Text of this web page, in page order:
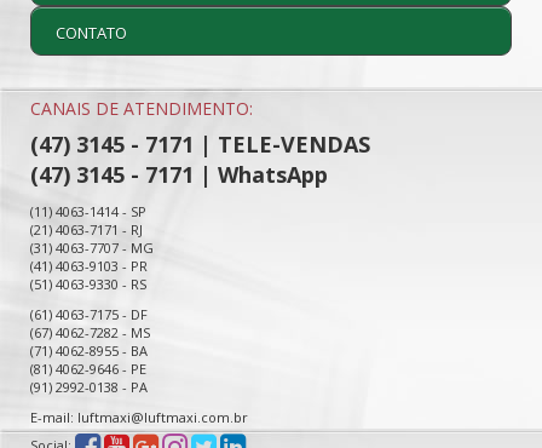
CONTATO
CANAIS DE ATENDIMENTO:
(47) 3145 - 7171 | TELE-VENDAS
(47) 3145 - 7171 | WhatsApp
(11) 4063-1414 - SP
(21) 4063-7171 - RJ
(31) 4063-7707 - MG
(41) 4063-9103 - PR
(51) 4063-9330 - RS
(61) 4063-7175 - DF
(67) 4062-7282 - MS
(71) 4062-8955 - BA
(81) 4062-9646 - PE
(91) 2992-0138 - PA
E-mail: luftmaxi@luftmaxi.com.br